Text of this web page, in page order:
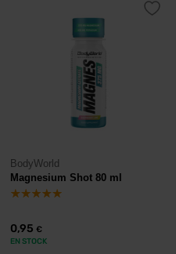
BodyWorld
Magnesium Shot 80 ml
0,95 €
EN STOCK